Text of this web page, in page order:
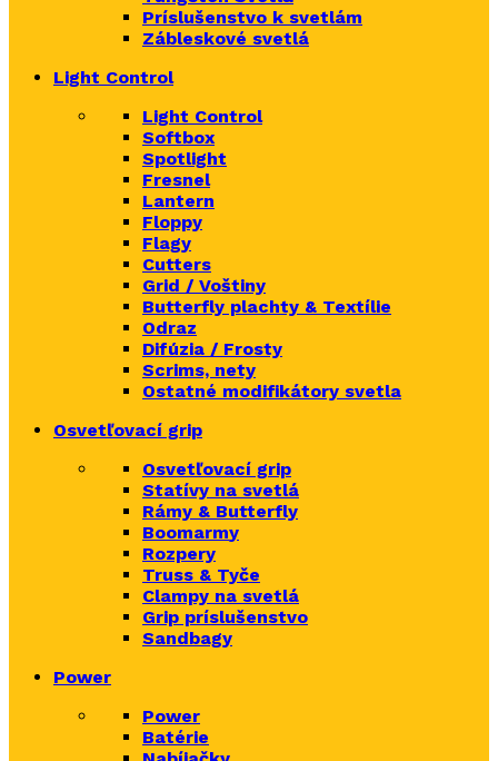
Príslušenstvo k svetlám
Zábleskové svetlá
Light Control
Light Control
Softbox
Spotlight
Fresnel
Lantern
Floppy
Flagy
Cutters
Grid / Voštiny
Butterfly plachty & Textílie
Odraz
Difúzia / Frosty
Scrims, nety
Ostatné modifikátory svetla
Osvetľovací grip
Osvetľovací grip
Statívy na svetlá
Rámy & Butterfly
Boomarmy
Rozpery
Truss & Tyče
Clampy na svetlá
Grip príslušenstvo
Sandbagy
Power
Power
Batérie